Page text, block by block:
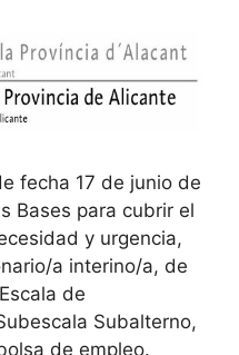
fecha 17 de junio de
Bases para cubrir el
y urgencia,
a interino/a, de
de
Subalterno,
de empleo.